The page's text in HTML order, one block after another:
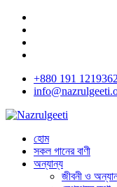
+880 191 1219362
হোম
সকল গানের বাণী
অন্যান্য
জীবনী ও